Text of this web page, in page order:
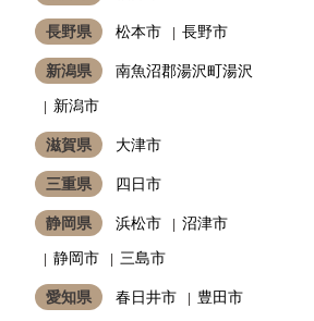
長野県 松本市 長野市
新潟県
南魚沼郡湯沢町湯沢
新潟市
滋賀県 大津市
三重県 四日市
静岡県 浜松市
沼津市
静岡市
三島市
愛知県 春日井市
豊田市